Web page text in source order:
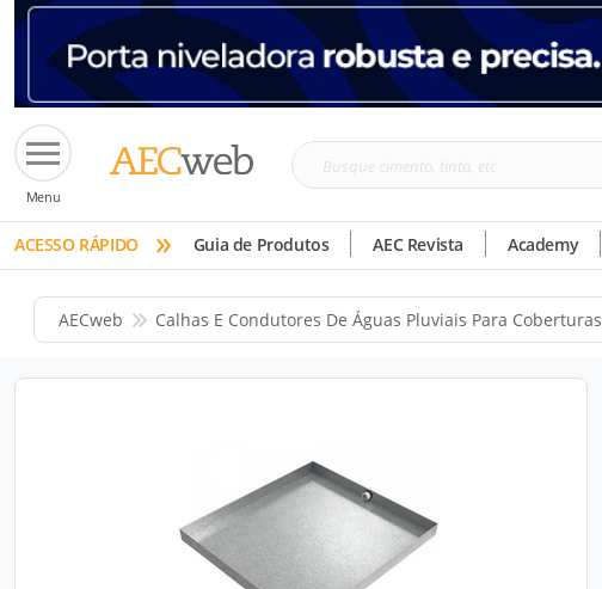
Menu
Busque
tinta,
etc
ACESSO RÁPIDO » Guia de Produtos AEC Revista Academy
AECweb Calhas E Condutores De Águas Pluviais Para Coberturas